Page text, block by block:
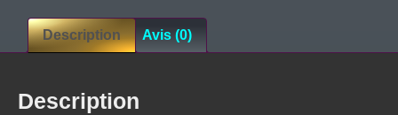
Description Avis (0)
Description